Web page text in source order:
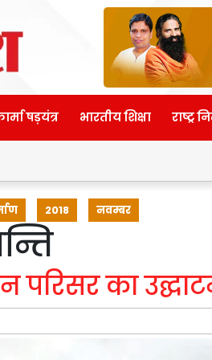
षड़यंत्र भारतीय शिक्षा राष्ट्र
2018 नवम्बर
का